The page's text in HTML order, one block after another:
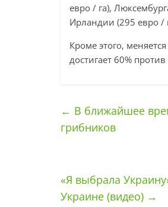
евро / га),
Ирландии (295 евро /
Кроме этого,
достигает 60%
← В ближайшее
грибников
«Я выбрала
Украине (видео) →